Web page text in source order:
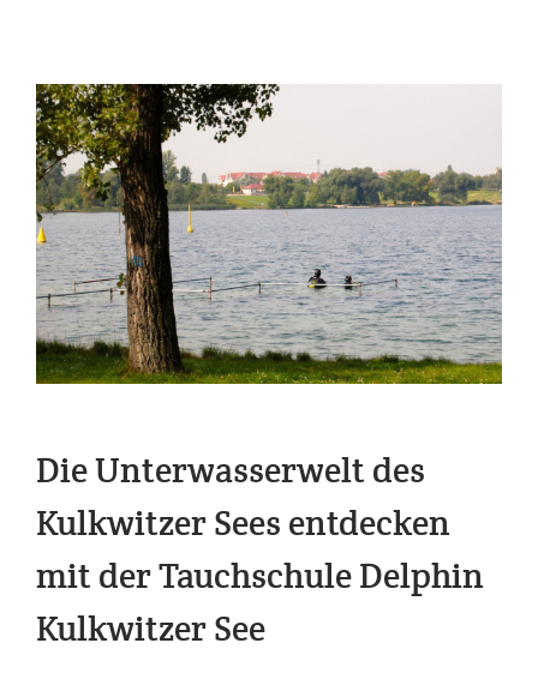
Die Unterwasserwelt des
Kulkwitzer Sees entdecken
mit der Tauchschule Delphin
Kulkwitzer See